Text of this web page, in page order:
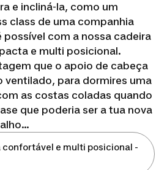
e incliná-la, como um
class de uma companhia
possível com a nossa cadeira
e multi posicional.
que o apoio de cabeça
ventilado, para dormires uma
as costas coladas quando
que poderia ser a tua nova
confortável e multi posicional -